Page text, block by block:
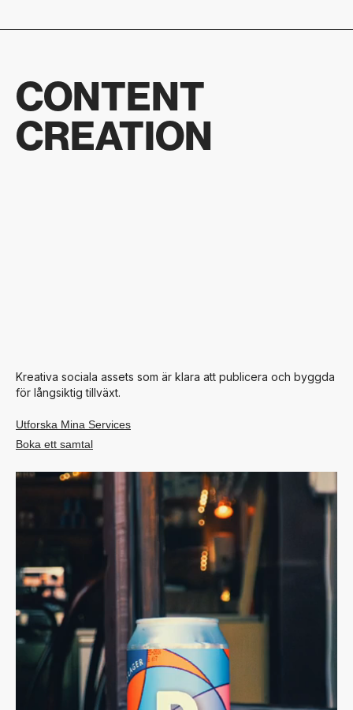
CONTENT
CREATION
Kreativa sociala assets som är klara att publicera och byggda
för långsiktig tillväxt.
Utforska Mina Services
Boka ett samtal